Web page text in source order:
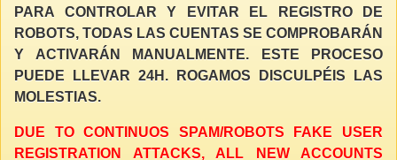
PARA CONTROLAR Y EVITAR EL REGISTRO DE
ROBOTS, TODAS LAS CUENTAS SE COMPROBARÁN
Y ACTIVARÁN MANUALMENTE. ESTE PROCESO
PUEDE LLEVAR 24H. ROGAMOS DISCULPÉIS LAS
MOLESTIAS.
DUE TO CONTINUOS SPAM/ROBOTS FAKE USER
REGISTRATION ATTACKS, ALL NEW ACCOUNTS